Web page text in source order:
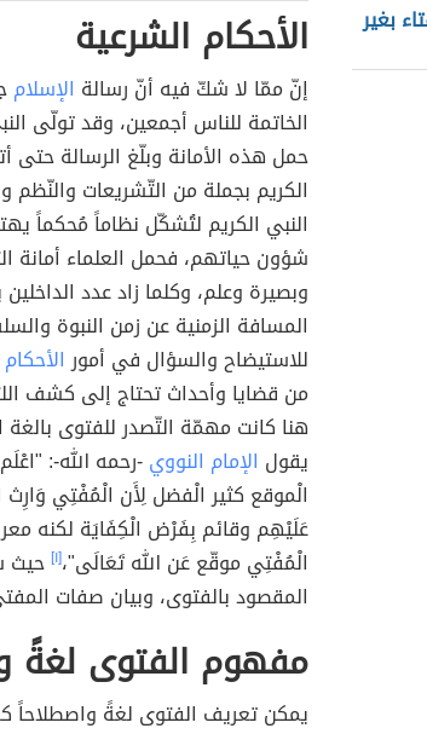
بغير
الأحكام الشرعية
إنّ ممّا لا شكّ فيه أنّ رسالة الإسلام
الخاتمة للناس أجمعين، وقد تولّى
حمل هذه الأمانة وبلّغ الرسالة حتى
الكريم بجملة من التّشريعات والنّظم
النبي الكريم لتُشكّل نظاماً مُحكماً
شؤون حياتهم، فحمل العلماء أمانة
وبصيرة وعلم، وكلما زاد عدد
المسافة الزمنية عن زمن النبوة
للاستيضاح والسؤال في أمورالأحكام
من قضايا وأحداث تحتاج إلى كشف
هنا كانت مهمّة التّصدر للفتوى
يقول الإمام النووي-رحمه الله-:
الْموقع كثير الْفضل لِأَن الْمُفْتِي وَارِث
عَلَيْهِم وقائم بِفَرْض الْكِفَايَة لكنه
الْمُفْتِي موقّع عَن الله تَعَالَى"،[١] حيث
المقصود بالفتوى، وبيان صفات
مفهوم الفتوى لغةً
يمكن تعريف الفتوى لغةً واصطلاحاً